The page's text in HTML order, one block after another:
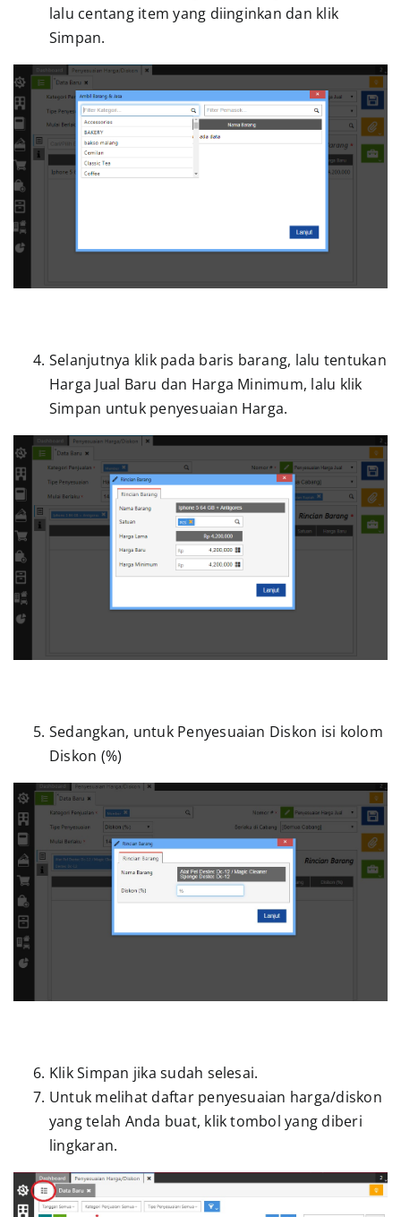
lalu centang item yang diinginkan dan klik
Simpan.
Selanjutnya klik pada baris barang, lalu tentukan
Harga Jual Baru dan Harga Minimum, lalu klik
Simpan untuk penyesuaian Harga.
Sedangkan, untuk Penyesuaian Diskon isi kolom
Diskon (%)
Klik Simpan jika sudah selesai.
Untuk melihat daftar penyesuaian harga/diskon
yang telah Anda buat, klik tombol yang diberi
lingkaran.